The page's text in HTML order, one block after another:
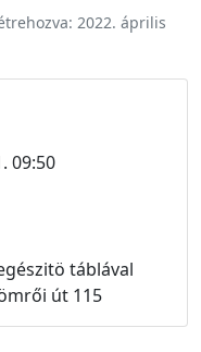
2022. április
09:50
táblával
út 115